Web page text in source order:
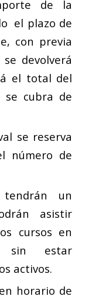
de la
el plazo de
con previa
devolverá
el total del
cubra de
se reserva
número de
un
asistir
cursos en
sin estar
activos.
horario de